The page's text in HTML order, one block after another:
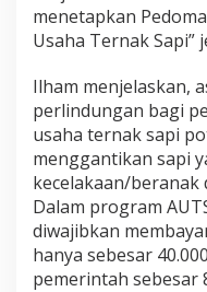
menetapkan
Usaha Ternak Sapi”
Ilham menjelaskan,
perlindungan bagi
usaha ternak sapi
menggantikan sapi
kecelakaan/beranak
Dalam program
diwajibkan
hanya sebesar
pemerintah sebesar